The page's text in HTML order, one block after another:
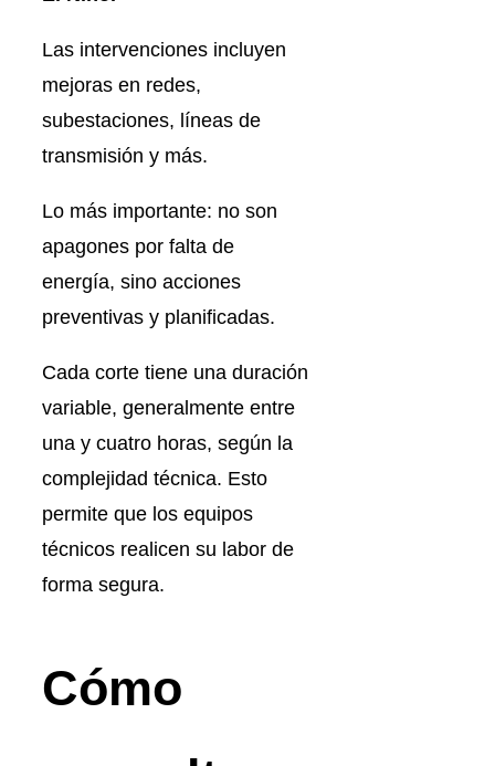
Las intervenciones incluyen
mejoras en redes,
subestaciones, líneas de
transmisión y más.
Lo más importante: no son
apagones por falta de
energía, sino acciones
preventivas y planificadas.
Cada corte tiene una duración
variable, generalmente entre
una y cuatro horas, según la
complejidad técnica. Esto
permite que los equipos
técnicos realicen su labor de
forma segura.
Cómo